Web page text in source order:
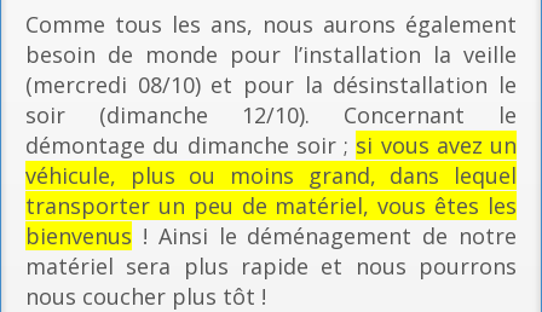
Comme tous les ans, nous aurons également
besoin de monde pour l’installation la veille
(mercredi 08/10) et pour la désinstallation le
soir (dimanche 12/10). Concernant le
démontage du dimanche soir ; si vous avez un
véhicule, plus ou moins grand, dans lequel
transporter un peu de matériel, vous êtes les
bienvenus ! Ainsi le déménagement de notre
matériel sera plus rapide et nous pourrons
nous coucher plus tôt !